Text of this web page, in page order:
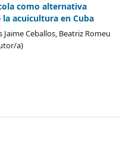
como alternativa
acuicultura en Cuba
Ceballos, Beatriz Romeu
a)